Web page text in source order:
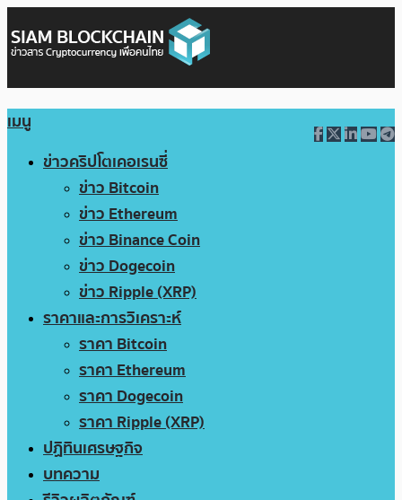
เมนู
ข่าวคริปโตเคอเรนซี่
ข่าว Bitcoin
ข่าว Ethereum
ข่าว Binance Coin
ข่าว Dogecoin
ข่าว Ripple (XRP)
ราคาและการวิเคราะห์
ราคา Bitcoin
ราคา Ethereum
ราคา Dogecoin
ราคา Ripple (XRP)
ปฏิทินเศรษฐกิจ
บทความ